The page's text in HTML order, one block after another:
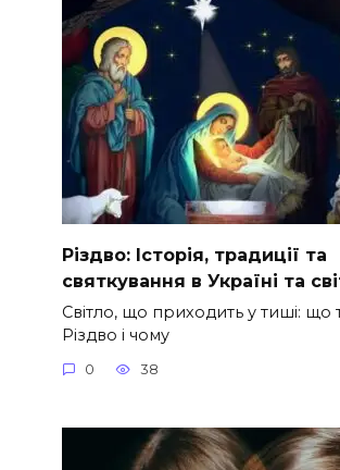
Різдво: Історія, традиції та
святкування в Україні та
Світло, що приходить у тиші: що
Різдво і чому
0 38